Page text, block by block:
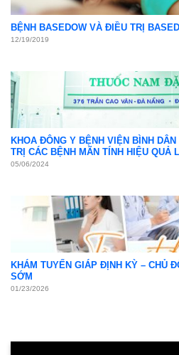
BỆNH BASEDOW VÀ ĐIỀU TRỊ
12/19/2019
KHOA ĐÔNG Y BỆNH VIỆN BÌNH
TRỊ CÁC BỆNH MÃN TÍNH HIỆU QUẢ
05/06/2024
KHÁM TUYẾN GIÁP ĐỊNH KỲ – CHỦ
SỚM
01/23/2026